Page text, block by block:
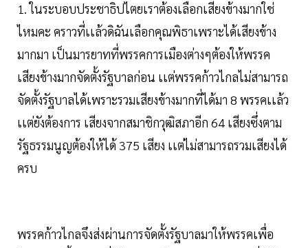
1. ในระบอบประชาธิปไตยเราต้องเลือกเสียงข้างมากใช่
ไหมคะ คราวที่เเล้วดิฉันเลือกคุณพิธาเพราะได้เสียงข้าง
มากมา เป็นมารยาทที่พรรคการเมืองต่างๆต้องให้พรรค
เสียงข้างมากจัดตั้งรัฐบาลก่อน เเต่พรรคก้าวไกลไม่สามารถ
จัดตั้งรัฐบาลได้เพราะรวมเสียงข้างมากที่ได้มา 8 พรรคเเล้ว
เเต่ยังต้องการ เสียงจากสมาชิกวุฒิสภาอีก 64 เสียงซึ่งตาม
รัฐธรรมนูญต้องให้ได้ 375 เสียง เเต่ไม่สามารถรวมเสียงได้
ครบ
พรรคก้าวไกลจึงส่งผ่านการจัดตั้งรัฐบาลมาให้พรรคเพื่อ